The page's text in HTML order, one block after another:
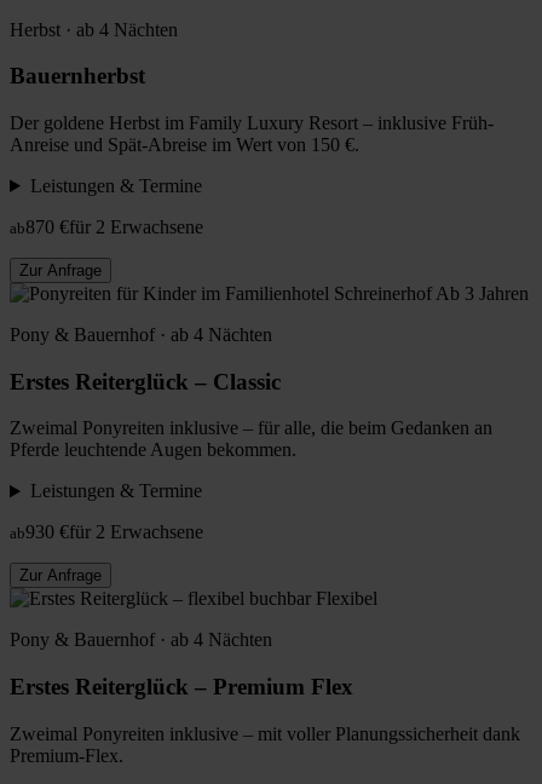
Herbst · ab 4 Nächten
Bauernherbst
Der goldene Herbst im Family Luxury Resort – inklusive Früh-
Anreise und Spät-Abreise im Wert von 150 €.
Leistungen & Termine
ab870 €für 2 Erwachsene
Zur Anfrage
Ab 3 Jahren
Pony & Bauernhof · ab 4 Nächten
Erstes Reiterglück – Classic
Zweimal Ponyreiten inklusive – für alle, die beim Gedanken an
Pferde leuchtende Augen bekommen.
Leistungen & Termine
ab930 €für 2 Erwachsene
Zur Anfrage
Flexibel
Pony & Bauernhof · ab 4 Nächten
Erstes Reiterglück – Premium Flex
Zweimal Ponyreiten inklusive – mit voller Planungssicherheit dank
Premium-Flex.